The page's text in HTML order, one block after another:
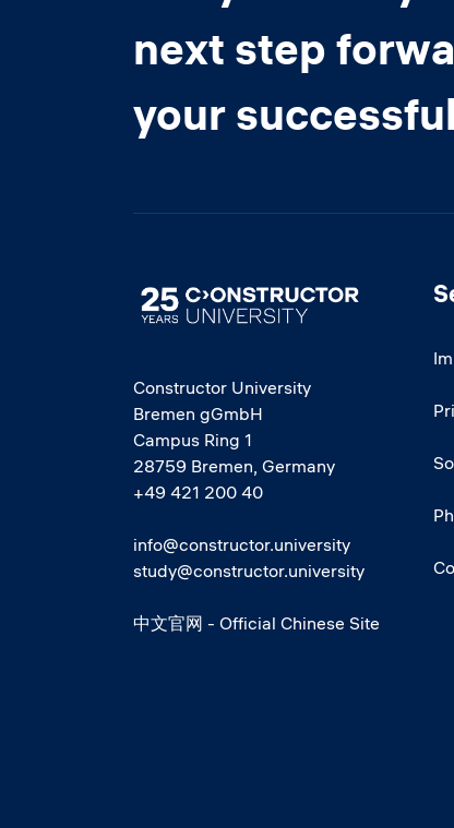
next step
your
Image
Constructor University
Bremen gGmbH
Campus Ring 1
28759 Bremen, Germany
+49 421 200 40
info@constructor.university
study@constructor.university
中文官网 - Official Chinese Site